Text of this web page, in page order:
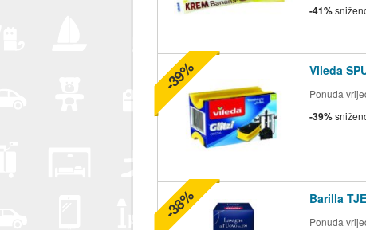
-41%
Vileda
Ponuda
-39%
-39%
Barilla
Ponuda
-38%